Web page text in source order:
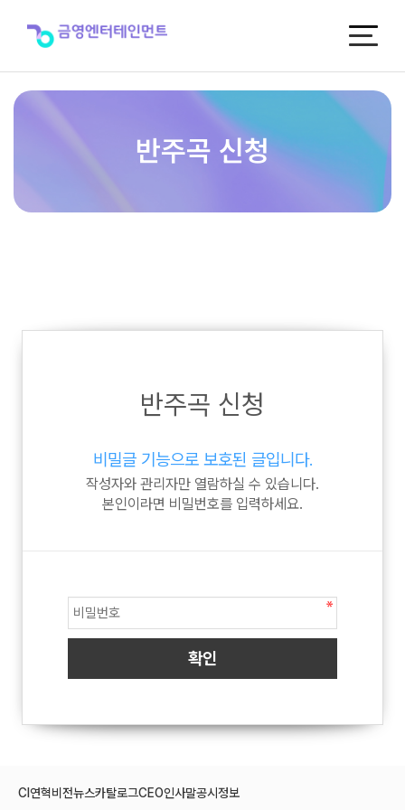
반주곡 신청
반주곡 신청
비밀글 기능으로 보호된 글입니다.
작성자와 관리자만 열람하실 수 있습니다.
본인이라면 비밀번호를 입력하세요.
CI 연혁비전뉴스카탈로그CEO인사말공시정보